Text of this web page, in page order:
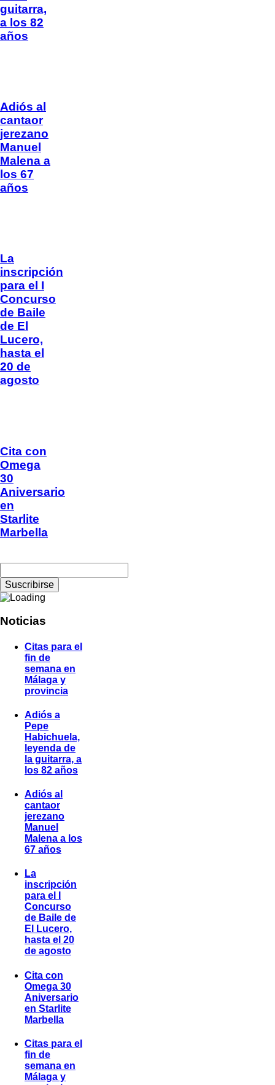
guitarra,
a los 82
años
Adiós al
cantaor
jerezano
Manuel
Malena a
los 67
años
La
inscripción
para el I
Concurso
de Baile
de El
Lucero,
hasta el
20 de
agosto
Cita con
Omega
30
Aniversario
en
Starlite
Marbella
Noticias
Citas para el
fin de
semana en
Málaga y
provincia
Adiós a
Pepe
Habichuela,
leyenda de
la guitarra, a
los 82 años
Adiós al
cantaor
jerezano
Manuel
Malena a los
67 años
La
inscripción
para el I
Concurso
de Baile de
El Lucero,
hasta el 20
de agosto
Cita con
Omega 30
Aniversario
en Starlite
Marbella
Citas para el
fin de
semana en
Málaga y